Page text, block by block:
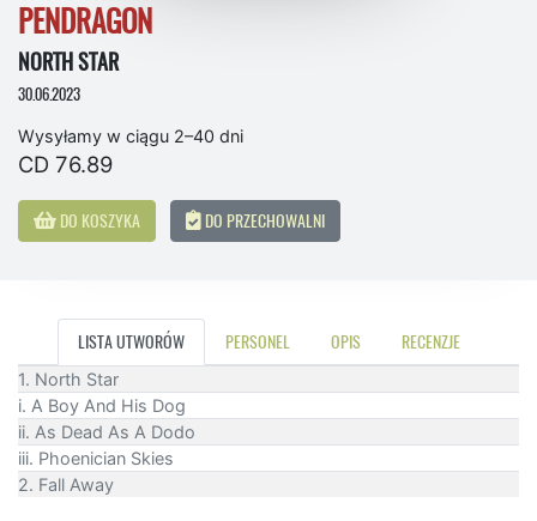
PENDRAGON
NORTH STAR
30.06.2023
Wysyłamy w ciągu 2–40 dni
CD 76.89
DO KOSZYKA DO PRZECHOWALNI
LISTA UTWORÓW PERSONEL OPIS RECENZJE
1. North Star
i. A Boy And His Dog
ii. As Dead As A Dodo
iii. Phoenician Skies
2. Fall Away